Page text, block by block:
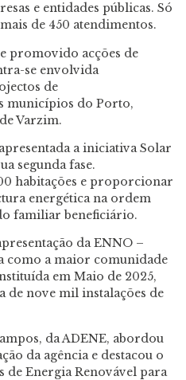
e entidades públicas. Só
de 450 atendimentos.
promovido acções de
se envolvida
de
municípios do Porto,
Varzim.
a iniciativa Solar
segunda fase.
habitações e proporcionar
energética na ordem
familiar beneficiário.
da ENNO –
como a maior comunidade
em Maio de 2025,
de nove mil instalações de
da ADENE, abordou
da agência e destacou o
de Energia Renovável para